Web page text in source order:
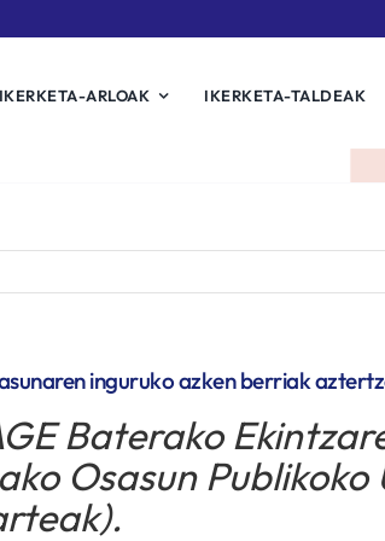
IKERKETA-ARLOAK IKERKETA-TALDEAK
inguruko azken berriak
Baterako
Osasun